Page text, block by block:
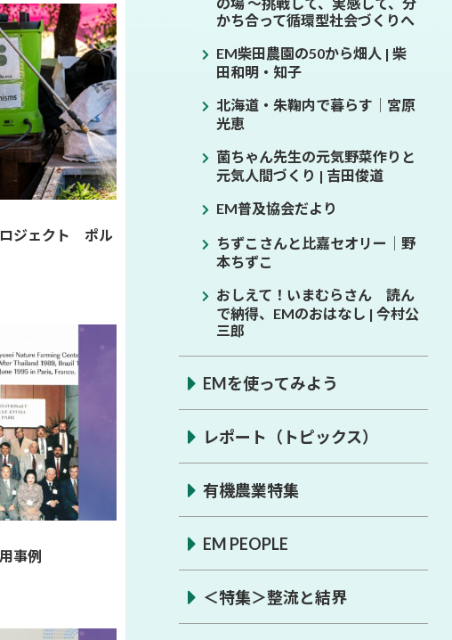
ジェクト ポル
事例
かち合って循環型社会づくりへ
EM柴田農園の50から畑人 | 柴
田和明・知子
北海道・朱鞠内で暮らす│宮原
光恵
菌ちゃん先生の元気野菜作りと
元気人間づくり | 吉田俊道
EM普及協会だより
ちずこさんと比嘉セオリー│野
本ちずこ
おしえて！いまむらさん 読ん
で納得、EMのおはなし | 今村公
三郎
EMを使ってみよう
レポート（トピックス）
有機農業特集
EM PEOPLE
＜特集＞整流と結界